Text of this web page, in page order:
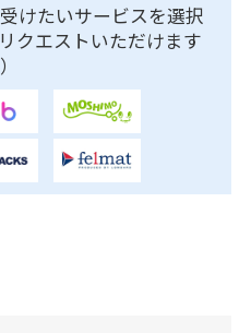
けたいサービスを選択
クエストいただけます